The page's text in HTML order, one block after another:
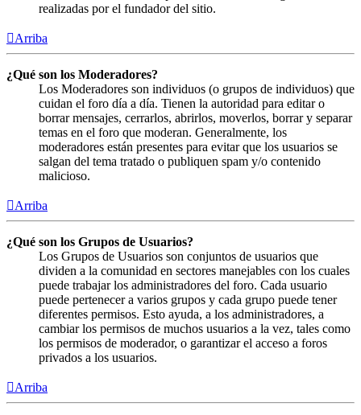
realizadas por el fundador del sitio.
Arriba
¿Qué son los Moderadores?
Los Moderadores son individuos (o grupos de individuos) que
cuidan el foro día a día. Tienen la autoridad para editar o
borrar mensajes, cerrarlos, abrirlos, moverlos, borrar y separar
temas en el foro que moderan. Generalmente, los
moderadores están presentes para evitar que los usuarios se
salgan del tema tratado o publiquen spam y/o contenido
malicioso.
Arriba
¿Qué son los Grupos de Usuarios?
Los Grupos de Usuarios son conjuntos de usuarios que
dividen a la comunidad en sectores manejables con los cuales
puede trabajar los administradores del foro. Cada usuario
puede pertenecer a varios grupos y cada grupo puede tener
diferentes permisos. Esto ayuda, a los administradores, a
cambiar los permisos de muchos usuarios a la vez, tales como
los permisos de moderador, o garantizar el acceso a foros
privados a los usuarios.
Arriba